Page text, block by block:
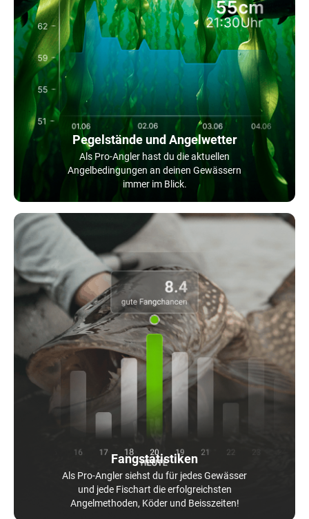
Pegelstände und Angelwetter
Als Pro-Angler hast du die aktuellen
Angelbedingungen an deinen Gewässern
immer im Blick.
Fangstatistiken
Als Pro-Angler siehst du für jedes Gewässer
und jede Fischart die erfolgreichsten
Angelmethoden, Köder und Beisszeiten!